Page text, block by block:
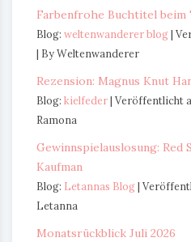
Farbenfrohe Buchtitel beim
Blog: weltenwanderer blog
By Weltenwanderer
Rezension: Magnus Knut
Blog: kielfeder Veröffentlicht
Ramona
Gewinnspielauslosung: Red
Kaufman
Blog: Letannas Blog
Letanna
Monatsrückblick Juli 2026